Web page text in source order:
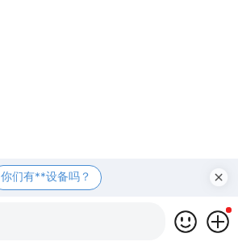
你们有**设备吗？